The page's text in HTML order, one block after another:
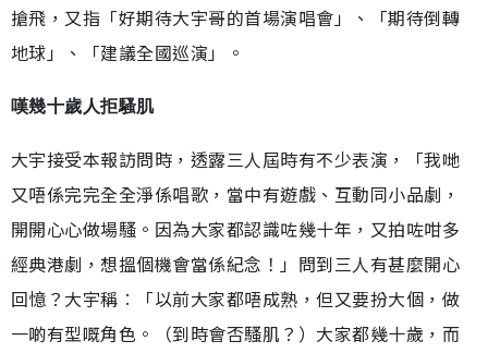
搶飛，又指「好期待大宇哥的首場演唱會」、「期待倒轉
地球」、「建議全國巡演」。
嘆幾十歲人拒騷肌
大宇接受本報訪問時，透露三人屆時有不少表演，「我哋
又唔係完完全全淨係唱歌，當中有遊戲、互動同小品劇，
開開心心做場騷。因為大家都認識咗幾十年，又拍咗咁多
經典港劇，想搵個機會當係紀念！」問到三人有甚麼開心
回憶？大宇稱︰「以前大家都唔成熟，但又要扮大個，做
一啲有型嘅角色。（到時會否騷肌？）大家都幾十歲，而